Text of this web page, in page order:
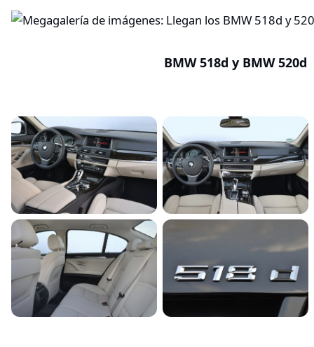
BMW 518d y BMW 520d